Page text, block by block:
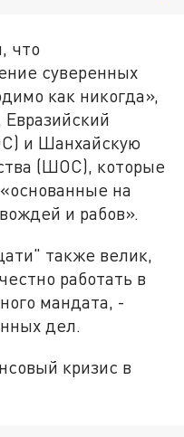
что
суверенных
как никогда»,
и Шанхайскую
(ШОС), которые
на
и рабов».
также велик,
работать в
мандата, -
дел.
кризис в